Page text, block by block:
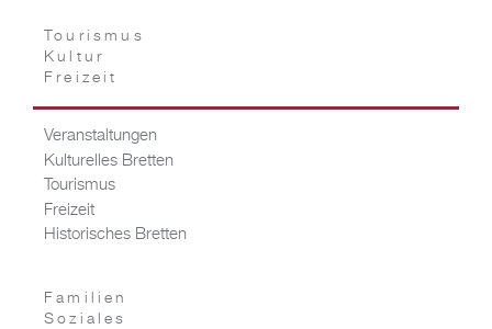
Tourismus
Kultur
Freizeit
Veranstaltungen
Kulturelles Bretten
Tourismus
Freizeit
Historisches Bretten
Familien
Soziales